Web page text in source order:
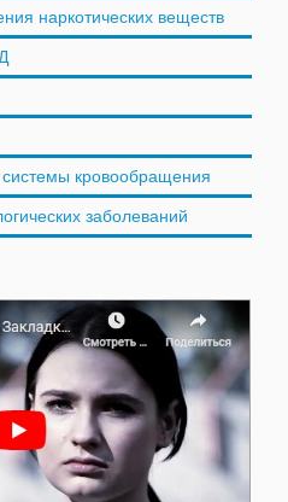
наркотических веществ
кровообращения
заболеваний